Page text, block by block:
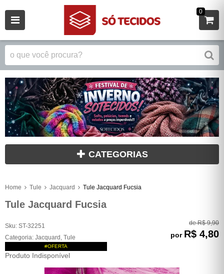
0
CATEGORIAS
Home Tule Jacquard Tule Jacquard Fucsia
Tule Jacquard Fucsia
Sku: ST-32251
Categoria: Jacquard Tule
#OFERTA
Produto Indisponível
de R$ 9,90
por R$ 4,80